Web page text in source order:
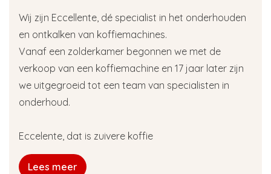
Wij zijn Eccellente, dé specialist in het onderhouden
en ontkalken van koffiemachines.
Vanaf een zolderkamer begonnen we met de
verkoop van een koffiemachine en 17 jaar later zijn
we uitgegroeid tot een team van specialisten in
onderhoud.
Eccelente, dat is zuivere koffie
Lees meer